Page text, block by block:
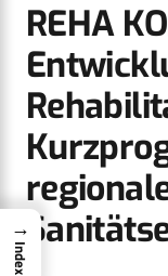
REHA
→
Index